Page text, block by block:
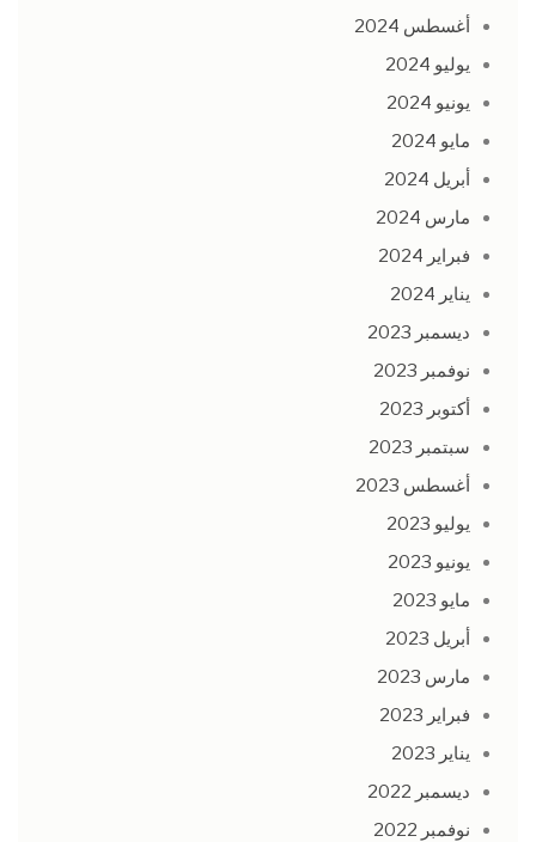
أغسطس 2024
يوليو 2024
يونيو 2024
مايو 2024
أبريل 2024
مارس 2024
فبراير 2024
يناير 2024
ديسمبر 2023
نوفمبر 2023
أكتوبر 2023
سبتمبر 2023
أغسطس 2023
يوليو 2023
يونيو 2023
مايو 2023
أبريل 2023
مارس 2023
فبراير 2023
يناير 2023
ديسمبر 2022
نوفمبر 2022